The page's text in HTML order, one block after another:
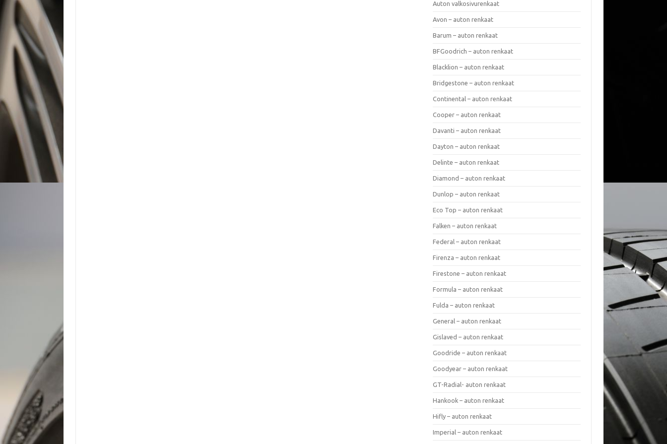
Auton valkosivurenkaat
Avon – auton renkaat
Barum – auton renkaat
BFGoodrich – auton renkaat
Blacklion – auton renkaat
Bridgestone – auton renkaat
Continental – auton renkaat
Cooper – auton renkaat
Davanti – auton renkaat
Dayton – auton renkaat
Delinte – auton renkaat
Diamond – auton renkaat
Dunlop – auton renkaat
Eco Top – auton renkaat
Falken – auton renkaat
Federal – auton renkaat
Firenza – auton renkaat
Firestone – auton renkaat
Formula – auton renkaat
Fulda – auton renkaat
General – auton renkaat
Gislaved – auton renkaat
Goodride – auton renkaat
Goodyear – auton renkaat
GT-Radial- auton renkaat
Hankook – auton renkaat
Hifly – auton renkaat
Imperial – auton renkaat